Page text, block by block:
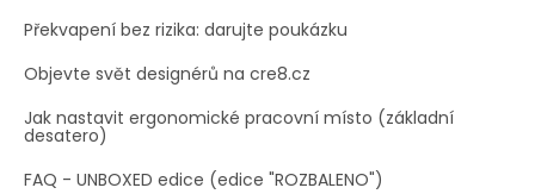
Překvapení bez rizika: darujte poukázku
Objevte svět designérů na cre8.cz
Jak nastavit ergonomické pracovní místo (základní
desatero)
FAQ - UNBOXED edice (edice "ROZBALENO")